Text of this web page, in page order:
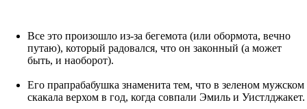
Все это произошло из-за бегемота (или обормота, вечно
путаю), который радовался, что он законный (а может
быть, и наоборот).
Его прапрабабушка знаменита тем, что в зеленом мужском
скакала верхом в год, когда совпали Эмиль и Уистлджакет.